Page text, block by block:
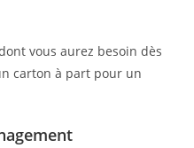
vous aurez besoin dès
carton à part pour un